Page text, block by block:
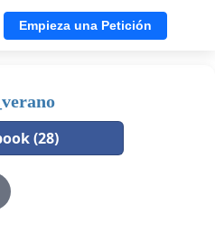
Empieza una Petición
(28)